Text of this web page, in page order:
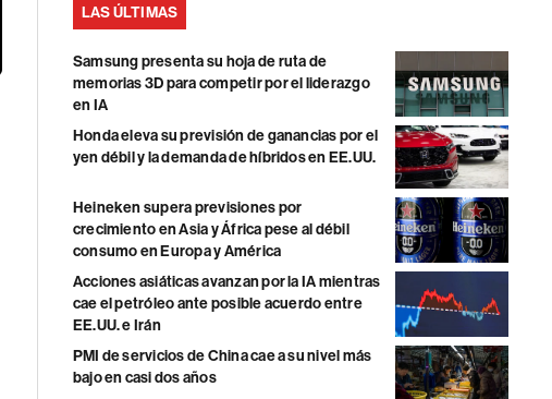
LAS ÚLTIMAS
Samsung presenta su hoja de ruta de
memorias 3D para competir por el liderazgo
en IA
Honda eleva su previsión de ganancias por el
yen débil y la demanda de híbridos en EE.UU.
Heineken supera previsiones por
crecimiento en Asia y África pese al débil
consumo en Europa y América
Acciones asiáticas avanzan por la IA mientras
cae el petróleo ante posible acuerdo entre
EE.UU. e Irán
PMI de servicios de China cae a su nivel más
bajo en casi dos años